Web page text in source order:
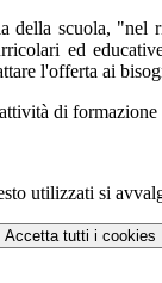
della scuola,
ed
l'offerta ai
di
utilizzati si
Accetta tutti i cookies